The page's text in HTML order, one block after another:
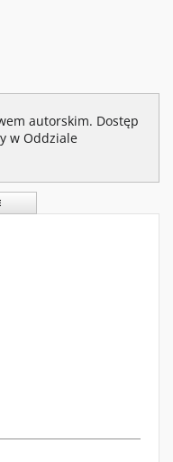
autorskim. Dostęp
w Oddziale